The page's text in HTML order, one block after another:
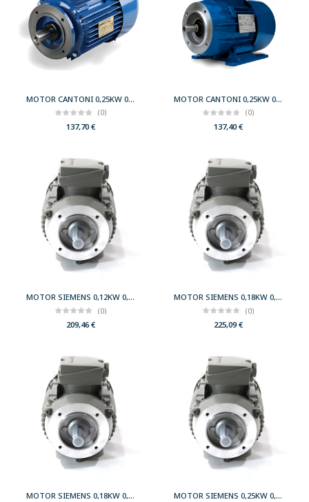
MOTOR CANTONI 0,25KW 0,33CV 3000 B14 T63 230/400 IE2
(0)
137,70€
MOTOR CANTONI 0,25KW 0,33CV 3000 B34 T63 230/400 IE2
(0)
137,40€
MOTOR SIEMENS 0,12KW 0,17CV 1500 B14 T63 230/400 IE2
(0)
209,46€
MOTOR SIEMENS 0,18KW 0,25CV 1500 B14 T63 230/400 IE2
(0)
225,09€
MOTOR SIEMENS 0,18KW 0,25CV 3000 B14 T63 230/400 IE2
MOTOR SIEMENS 0,25KW 0,33CV 3000 B14 T63 230/400 IE2